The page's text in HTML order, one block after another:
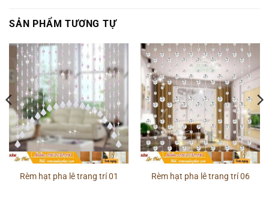
SẢN PHẨM TƯƠNG TỰ
Rèm hạt pha lê trang trí 01 Rèm hạt pha lê trang trí 06